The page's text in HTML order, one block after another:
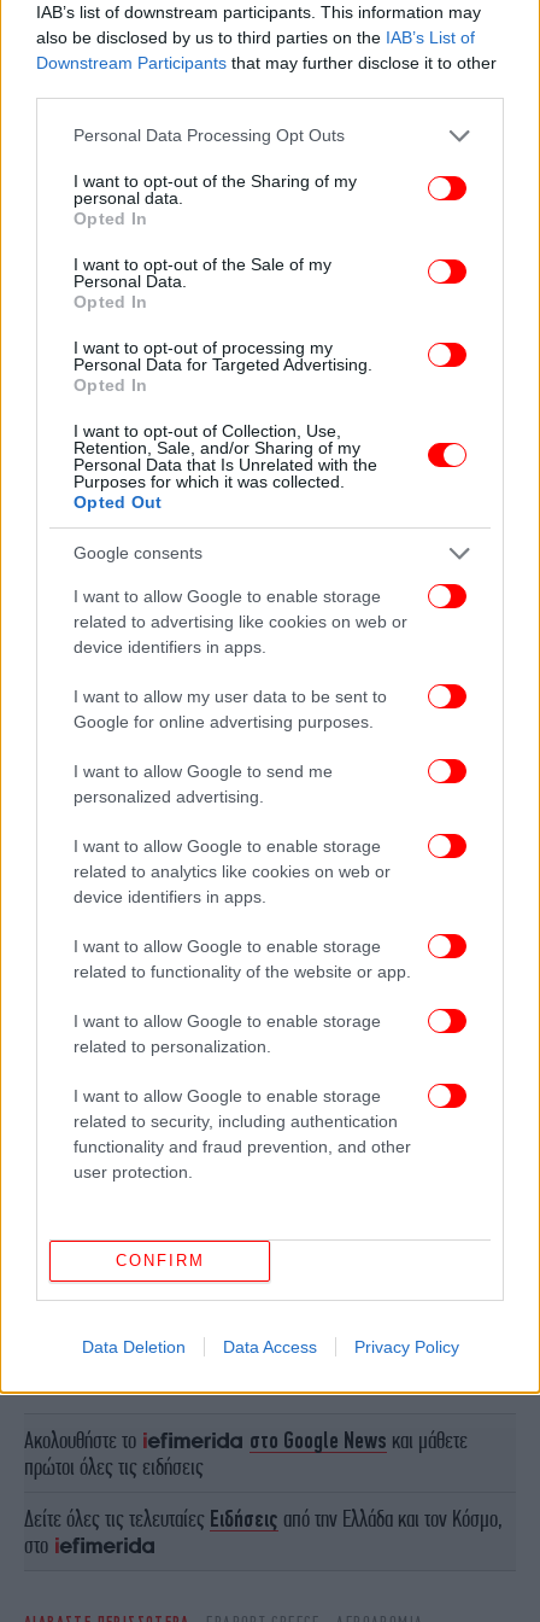
IAB’s list of downstream participants. This information may
also be disclosed by us to third parties on the IAB’s List of
Downstream Participants that may further disclose it to other
Please note that this website/app uses one or more Google
not limited to your visit or usage behaviour. You may click to
grant or deny consent to Google and its third-party tags to
use your data for below specified purposes in below Google
consent section.
Personal Data Processing Opt Outs
I want to opt-out of the Sharing of my
personal data.
Opted In
I want to opt-out of the Sale of my
Personal Data.
Opted In
I want to opt-out of processing my
Personal Data for Targeted Advertising.
Opted In
I want to opt-out of Collection, Use,
Retention, Sale, and/or Sharing of my
Personal Data that Is Unrelated with the
Purposes for which it was collected.
Opted Out
Google consents
I want to allow Google to enable storage
related to advertising like cookies on web or
device identifiers in apps.
I want to allow my user data to be sent to
Google for online advertising purposes.
I want to allow Google to send me
personalized advertising.
I want to allow Google to enable storage
related to analytics like cookies on web or
device identifiers in apps.
I want to allow Google to enable storage
related to functionality of the website or app.
I want to allow Google to enable storage
related to personalization.
I want to allow Google to enable storage
related to security, including authentication
functionality and fraud prevention, and other
user protection.
CONFIRM
Data Deletion Data Access Privacy Policy
Η διακοπή της λειτουργίας των διαδρόμων είναι
απολύτως απαραίτητη, λόγω του μεγέθους και της
πολυπλοκότητας των έργων. Παρ’ όλα αυτά και
βάσει σχεδιασμού, τα συγκεκριμένα χρονικά
διαστήματα αποτελούν τη μικρότερη δυνατή
περίοδο που μπορεί να ανασταλεί η λειτουργία
τους. Η κανονιστική συμμόρφωση και η ασφάλεια,
σε όλα τα επίπεδα, αποτελούν βασική
προτεραιότητα της εταιρείας. Αξίζει να σημειωθεί
ότι οι συγκεκριμένες εργασίες αποτελούν μέρος
ενός ευρύτερου σχεδιασμού για την περαιτέρω
αναβάθμιση του ήδη υψηλού επιπέδου ασφάλειας
και λειτουργίας των περιφερειακών αεροδρομίων
που διαχειρίζεται η Fraport Greece. Όπως
προαναφέρθηκε, σχετίζονται με έργα μεγάλης
κλίμακας που εκτελεί η εταιρεία, στο πλαίσιο
χρηματοδότησης του Ταμείου Ανάκαμψης και
Ανθεκτικότητας
ΠΕΡΙΣΣΟΤΕΡΑ ΒΙΝΤΕΟ
Ακολουθήστε το στο Google News και μάθετε
πρώτοι όλες τις ειδήσεις
Δείτε όλες τις τελευταίες Ειδήσεις από την Ελλάδα και τον Κόσμο,
στο